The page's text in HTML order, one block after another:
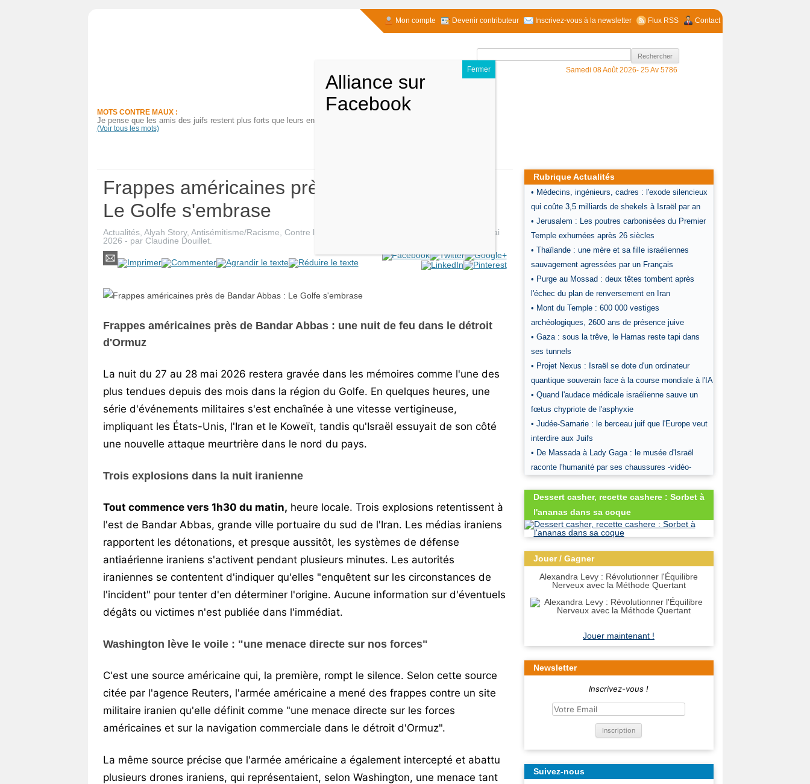
Mon compte Devenir contributeur Inscrivez-vous à la newsletter Flux RSS Contact
MOTS CONTRE MAUX :
Je pense que les amis des juifs restent plus forts que leurs ennemis. Bernard-Henri Lévy
(Voir tous les mots)
Rechercher :
Samedi 08 Août 2026- 25 Av 5786
Frappes américaines près de Bandar Abbas :
Le Golfe s'embrase
Actualités, Alyah Story, Antisémitisme/Racisme Contre la désinformation
28 mai
2026 - par Claudine Douillet.
Frappes américaines près de Bandar Abbas : une nuit de feu dans le détroit
d'Ormuz
La nuit du 27 au 28 mai 2026 restera gravée dans les mémoires comme l'une des
plus tendues depuis des mois dans la région du Golfe. En quelques heures, une
série d'événements militaires s'est enchaînée à une vitesse vertigineuse,
impliquant les États-Unis, l'Iran et le Koweït, tandis qu'Israël essuyait de son côté
une nouvelle attaque meurtrière dans le nord du pays.
Trois explosions dans la nuit iranienne
Tout commence vers 1h30 du matin, heure locale. Trois explosions retentissent à
l'est de Bandar Abbas, grande ville portuaire du sud de l'Iran. Les médias iraniens
rapportent les détonations, et presque aussitôt, les systèmes de défense
antiaérienne iraniens s'activent pendant plusieurs minutes. Les autorités
iraniennes se contentent d'indiquer qu'elles "enquêtent sur les circonstances de
l'incident" pour tenter d'en déterminer l'origine. Aucune information sur d'éventuels
dégâts ou victimes n'est publiée dans l'immédiat.
Washington lève le voile : "une menace directe sur nos forces"
C'est une source américaine qui, la première, rompt le silence. Selon cette source
citée par l'agence Reuters, l'armée américaine a mené des frappes contre un site
militaire iranien qu'elle définit comme "une menace directe sur les forces
américaines et sur la navigation commerciale dans le détroit d'Ormuz".
La même source précise que l'armée américaine a également intercepté et abattu
plusieurs drones iraniens, qui représentaient, selon Washington, une menace tant
Rubrique Actualités
• Médecins, ingénieurs, cadres : l'exode silencieux
qui coûte 3,5 milliards de shekels à Israël par an
• Jerusalem : Les poutres carbonisées du Premier
Temple exhumées après 26 siècles
• Thaïlande : une mère et sa fille israéliennes
sauvagement agressées par un Français
• Purge au Mossad : deux têtes tombent après
l'échec du plan de renversement en Iran
• Mont du Temple : 600 000 vestiges
archéologiques, 2600 ans de présence juive
• Gaza : sous la trêve, le Hamas reste tapi dans
ses tunnels
• Projet Nexus : Israël se dote d'un ordinateur
quantique souverain face à la course mondiale à l'IA
• Quand l'audace médicale israélienne sauve un
fœtus chypriote de l'asphyxie
• Judée-Samarie : le berceau juif que l'Europe veut
interdire aux Juifs
• De Massada à Lady Gaga : le musée d'Israël
raconte l'humanité par ses chaussures -vidéo-
Dessert casher, recette cashere : Sorbet à
l'ananas dans sa coque
Jouer / Gagner
Alexandra Levy : Révolutionner l'Équilibre
Nerveux avec la Méthode Quertant
Jouer maintenant !
Newsletter
Inscrivez-vous !
Suivez-nous